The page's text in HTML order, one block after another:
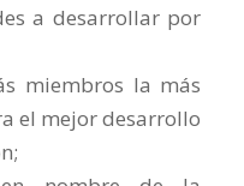
a desarrollar por
miembros la más
el mejor desarrollo